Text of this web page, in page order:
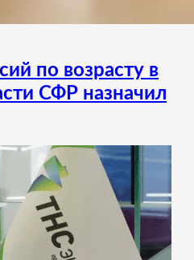
по возрасту в
СФР назначил